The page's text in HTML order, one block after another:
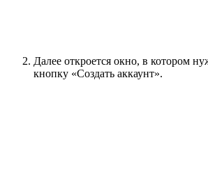
Далее откроется окно, в котором
кнопку «Создать аккаунт».